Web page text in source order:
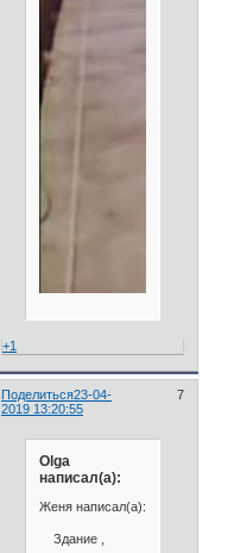
+1
Поделиться 7
23-04-
2019 13:20:55
Olga
написал(а):
Женя написал(а):
Здание ,